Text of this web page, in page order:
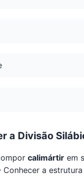
a Divisão
calimártir em
a